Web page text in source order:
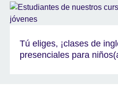
Tú eliges, ¡clases de
presenciales para